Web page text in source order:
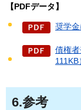
【PDFデータ】
奨学
債権
111KB
6.参考